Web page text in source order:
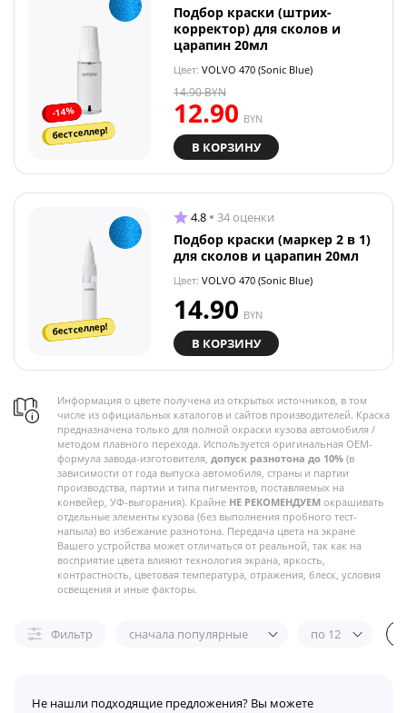
-14%
бестселлер!
Подбор краски (штрих-
корректор) для сколов и
царапин 20мл
Цвет: VOLVO 470 (Sonic Blue)
12.90 BYN
14.90BYN
В КОРЗИНУ
бестселлер!
4.8 34 оценки
Подбор краски (маркер 2 в 1)
для сколов и царапин 20мл
Цвет: VOLVO 470 (Sonic Blue)
14.90 BYN
В КОРЗИНУ
Информация о цвете получена из открытых источников, в том
числе из официальных каталогов и сайтов производителей. Краска
предназначена только для полной окраски кузова автомобиля /
методом плавного перехода. Используется оригинальная OEM-
формула завода-изготовителя, допуск разнотона до 10% (в
зависимости от года выпуска автомобиля, страны и партии
производства, партии и типа пигментов, поставляемых на
конвейер, УФ-выгорания). Крайне НЕ РЕКОМЕНДУЕМ окрашивать
отдельные элементы кузова (без выполнения пробного тест-
напыла) во избежание разнотона. Передача цвета на экране
Вашего устройства может отличаться от реальной, так как на
восприятие цвета влияют технология экрана, яркость,
контрастность, цветовая температура, отражения, блеск, условия
освещения и иные факторы.
Фильтр сначала популярные по 12
Не нашли подходящие предложения? Вы можете